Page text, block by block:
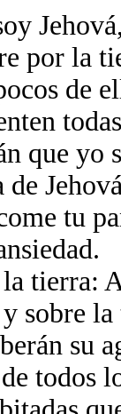
por la
de
que yo
de
tu
tierra:
sobre
su
todos